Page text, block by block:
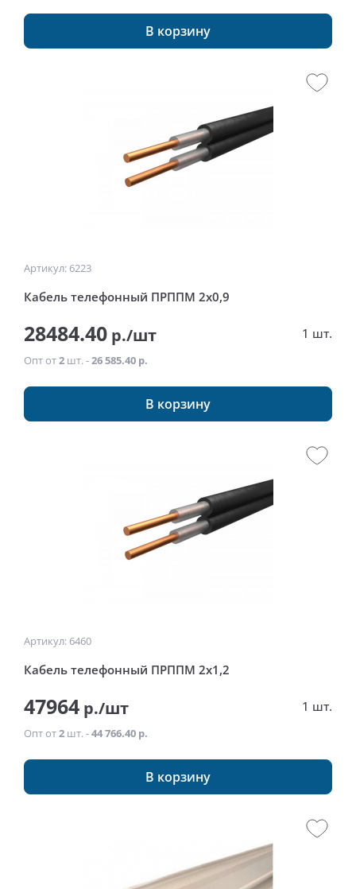
В корзину
Артикул: 6223
Кабель телефонный ПРППМ 2x0,9
28484.40 р./шт 1 шт.
Опт от2 шт. -26 585.40 р.
В корзину
Артикул: 6460
Кабель телефонный ПРППМ 2x1,2
47964 р./шт 1 шт.
Опт от2 шт. -44 766.40 р.
В корзину